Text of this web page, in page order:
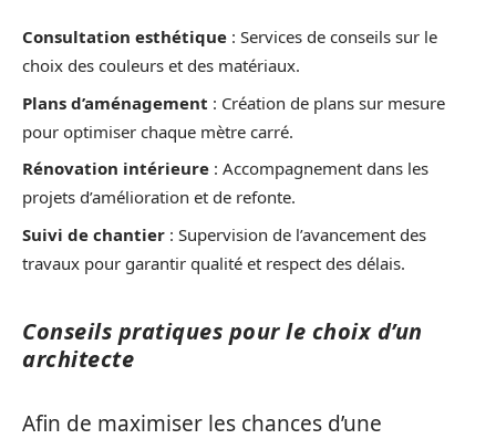
Consultation esthétique : Services de conseils sur le
choix des couleurs et des matériaux.
Plans d’aménagement : Création de plans sur mesure
pour optimiser chaque mètre carré.
Rénovation intérieure : Accompagnement dans les
projets d’amélioration et de refonte.
Suivi de chantier : Supervision de l’avancement des
travaux pour garantir qualité et respect des délais.
Conseils pratiques pour le choix d’un
architecte
Afin de maximiser les chances d’une